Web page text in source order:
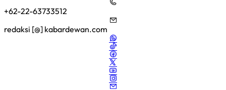
+62-22-63733512
redaksi [@] kabardewan.com